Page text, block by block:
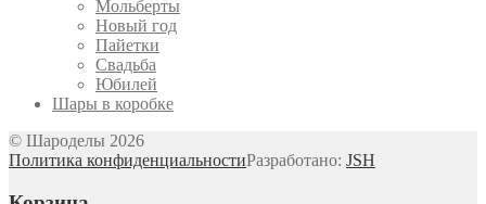
Мольберты
Новый год
Пайетки
Свадьба
Юбилей
Шары в коробке
© Шароделы 2026
Политика конфиденциальностиРазработано: JSH